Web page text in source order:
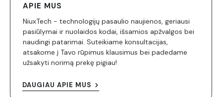
APIE MUS
NiuxTech - technologijų pasaulio naujienos, geriausi
pasiūlymai ir nuolaidos kodai, išsamios apžvalgos bei
naudingi patarimai. Suteikiame konsultacijas,
atsakome į Tavo rūpimus klausimus bei padedame
užsakyti norimą prekę pigiau!
DAUGIAU APIE MUS